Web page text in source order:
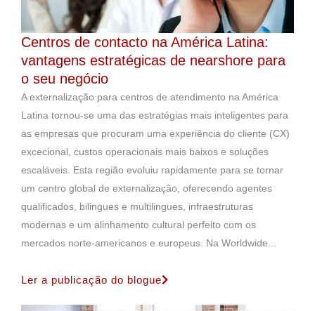
Centros de contacto na América Latina:
vantagens estratégicas de nearshore para
o seu negócio
A externalização para centros de atendimento na América
Latina tornou-se uma das estratégias mais inteligentes para
as empresas que procuram uma experiência do cliente (CX)
excecional, custos operacionais mais baixos e soluções
escaláveis. Esta região evoluiu rapidamente para se tornar
um centro global de externalização, oferecendo agentes
qualificados, bilingues e multilingues, infraestruturas
modernas e um alinhamento cultural perfeito com os
mercados norte-americanos e europeus. Na Worldwide...
Ler a publicação do blogue